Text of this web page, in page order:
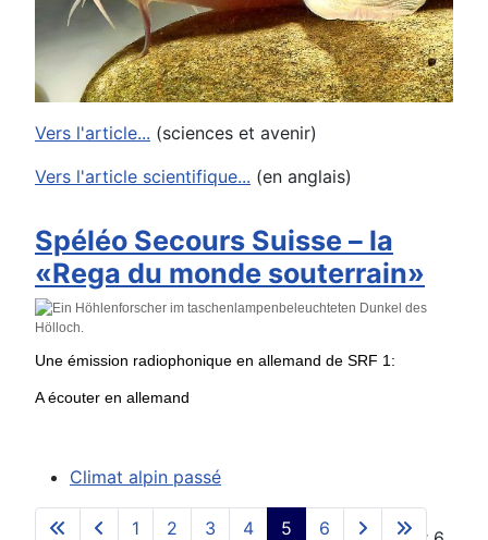
Vers l'article... (sciences et avenir)
Vers l'article scientifique... (en anglais)
Spéléo Secours Suisse – la
«Rega du monde souterrain»
Une émission radiophonique en allemand de SRF 1:
A écouter en allemand
Climat alpin passé
1 2 3 4 5 6